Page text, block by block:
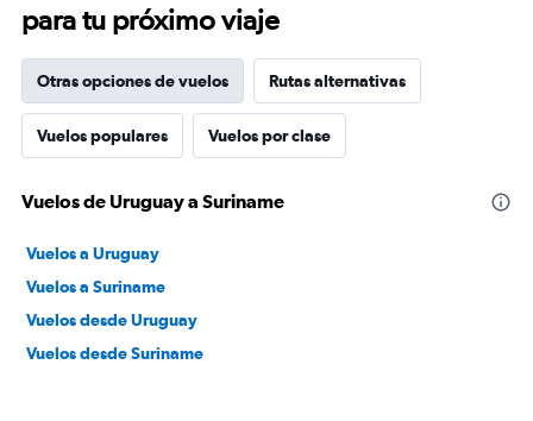
para tu próximo viaje
Otras opciones de vuelos Rutas alternativas
Vuelos populares Vuelos por clase
Vuelos de Uruguay a Suriname
Vuelos a Uruguay
Vuelos a Suriname
Vuelos desde Uruguay
Vuelos desde Suriname